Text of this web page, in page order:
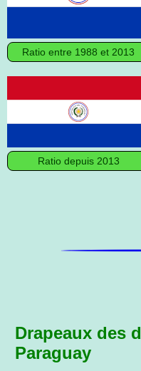
Ratio entre 1988 et 2013
Ratio depuis 2013
Drapeaux des
Paraguay